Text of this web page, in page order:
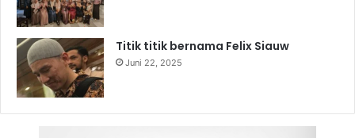
Titik titik bernama Felix Siauw
Juni 22, 2025